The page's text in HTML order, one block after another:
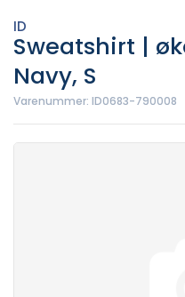
ID
Sweatshirt |
Navy, S
Varenummer: ID0683-790008